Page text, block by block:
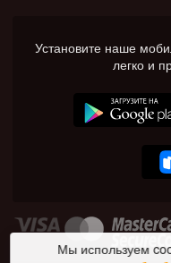
Установите наше
легко и
Мы используем